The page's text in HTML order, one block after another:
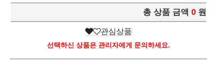
총 상품 금액 0 원
관심상품
선택하신 상품은 관리자에게 문의하세요.